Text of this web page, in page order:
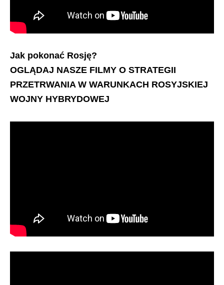
Jak pokonać Rosję?
OGLĄDAJ NASZE FILMY O STRATEGII
PRZETRWANIA W WARUNKACH ROSYJSKIEJ
WOJNY HYBRYDOWEJ